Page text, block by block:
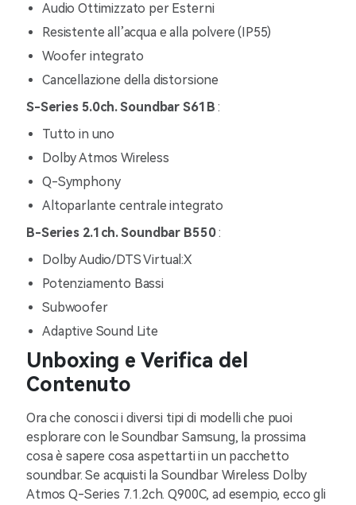
Audio Ottimizzato per Esterni
Resistente all’acqua e alla polvere (IP55)
Woofer integrato
Cancellazione della distorsione
S-Series 5.0ch. Soundbar S61B:
Tutto in uno
Dolby Atmos Wireless
Q-Symphony
Altoparlante centrale integrato
B-Series 2.1ch. Soundbar B550:
Dolby Audio/DTS Virtual:X
Potenziamento Bassi
Subwoofer
Adaptive Sound Lite
Unboxing e Verifica del
Contenuto
Ora che conosci i diversi tipi di modelli che puoi
esplorare con le Soundbar Samsung, la prossima
cosa è sapere cosa aspettarti in un pacchetto
soundbar. Se acquisti la Soundbar Wireless Dolby
Atmos Q-Series 7.1.2ch. Q900C, ad esempio, ecco gli